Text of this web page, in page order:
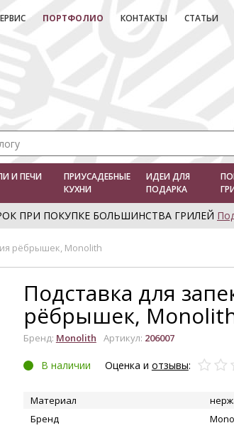
ПОРТФОЛИО КОНТАКТЫ СТАТЬИ
И ПЕЧИ
ПРИУСАДЕБНЫЕ
КУХНИ
ИДЕИ ДЛЯ
ПОДАРКА
ПРИ ПОКУПКЕ БОЛЬШИНСТВА ГРИЛЕЙ
рёбрышек, Monolith
Подставка для
рёбрышек,
Бренд: Monolith Артикул: 206007
В наличии Оценка и отзывы:
Материал
Бренд